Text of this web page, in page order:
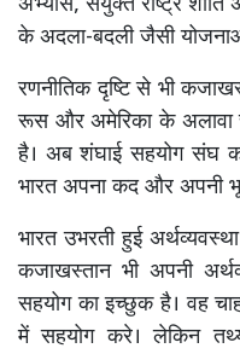
के अदला-बदली जैसी
रणनीतिक दृष्टि से भी
रूस और अमेरिका के अलावा
है। अब शंघाई सहयोग संघ
भारत अपना कद और अपनी
भारत उभरती हुई
कजाखस्तान भी अपनी
सहयोग का इच्छुक है। वह
में सहयोग करे। लेकिन